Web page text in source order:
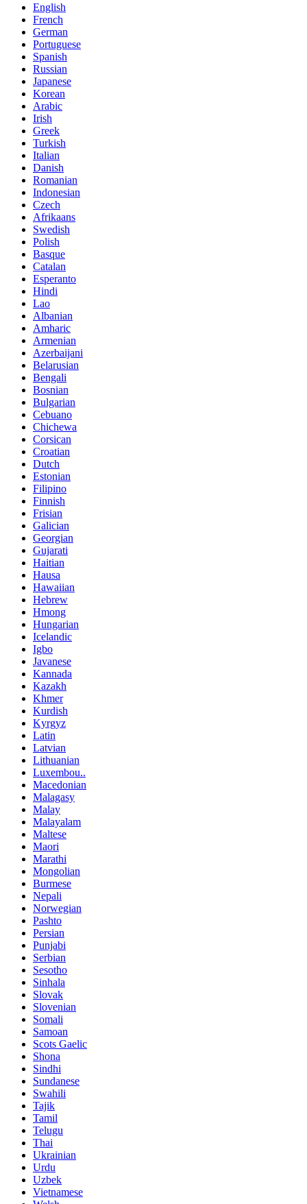
English
French
German
Portuguese
Spanish
Russian
Japanese
Korean
Arabic
Irish
Greek
Turkish
Italian
Danish
Romanian
Indonesian
Czech
Afrikaans
Swedish
Polish
Basque
Catalan
Esperanto
Hindi
Lao
Albanian
Amharic
Armenian
Azerbaijani
Belarusian
Bengali
Bosnian
Bulgarian
Cebuano
Chichewa
Corsican
Croatian
Dutch
Estonian
Filipino
Finnish
Frisian
Galician
Georgian
Gujarati
Haitian
Hausa
Hawaiian
Hebrew
Hmong
Hungarian
Icelandic
Igbo
Javanese
Kannada
Kazakh
Khmer
Kurdish
Kyrgyz
Latin
Latvian
Lithuanian
Luxembou..
Macedonian
Malagasy
Malay
Malayalam
Maltese
Maori
Marathi
Mongolian
Burmese
Nepali
Norwegian
Pashto
Persian
Punjabi
Serbian
Sesotho
Sinhala
Slovak
Slovenian
Somali
Samoan
Scots Gaelic
Shona
Sindhi
Sundanese
Swahili
Tajik
Tamil
Telugu
Thai
Ukrainian
Urdu
Uzbek
Vietnamese